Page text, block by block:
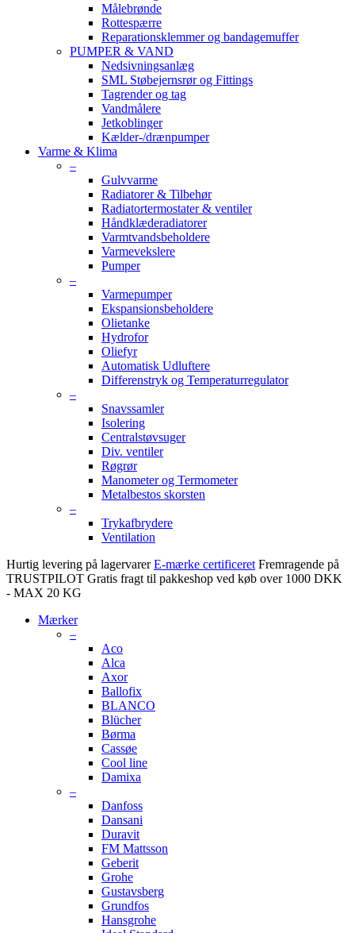
Målebrønde
Rottespærre
Reparationsklemmer og bandagemuffer
PUMPER & VAND
Nedsivningsanlæg
SML Støbejernsrør og Fittings
Tagrender og tag
Vandmålere
Jetkoblinger
Kælder-/drænpumper
Varme & Klima
–
Gulvvarme
Radiatorer & Tilbehør
Radiatortermostater & ventiler
Håndklæderadiatorer
Varmtvandsbeholdere
Varmevekslere
Pumper
–
Varmepumper
Ekspansionsbeholdere
Olietanke
Hydrofor
Oliefyr
Automatisk Udluftere
Differenstryk og Temperaturregulator
–
Snavssamler
Isolering
Centralstøvsuger
Div. ventiler
Røgrør
Manometer og Termometer
Metalbestos skorsten
–
Trykafbrydere
Ventilation
Hurtig levering på lagervarer E-mærke certificeret Fremragende på
TRUSTPILOT Gratis fragt til pakkeshop ved køb over 1000 DKK
- MAX 20 KG
Mærker
–
Aco
Alca
Axor
Ballofix
BLANCO
Blücher
Børma
Cassøe
Cool line
Damixa
–
Danfoss
Dansani
Duravit
FM Mattsson
Geberit
Grohe
Gustavsberg
Grundfos
Hansgrohe